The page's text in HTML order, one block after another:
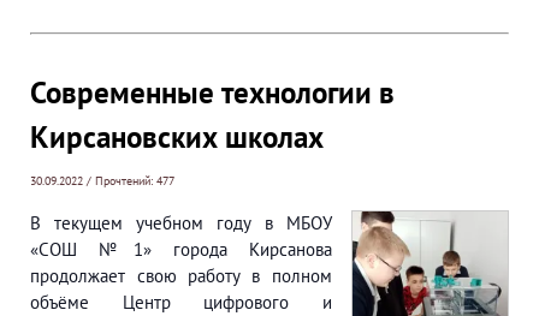
Современные технологии в
Кирсановских школах
30.09.2022 / Прочтений: 477
В текущем учебном году в МБОУ
«СОШ №1» города Кирсанова
продолжает свою работу в полном
объёме Центр цифрового и